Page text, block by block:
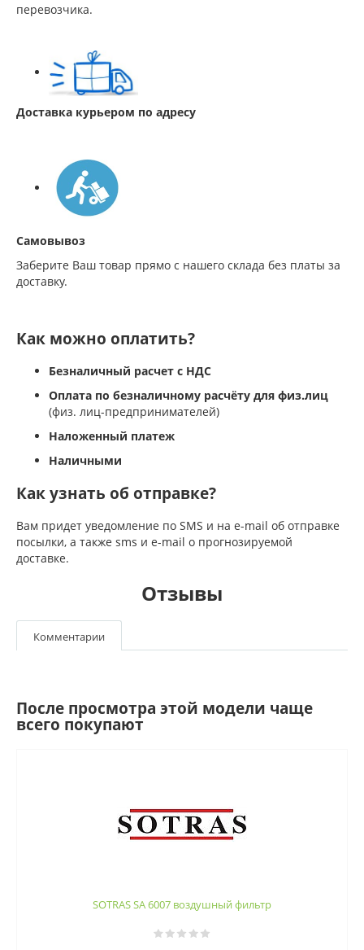
перевозчика.
Доставка курьером по адресу
Самовывоз
Заберите Ваш товар прямо с нашего склада без платы за
доставку.
Как можно оплатить?
Безналичный расчет с НДС
Оплата по безналичному расчёту для физ.лиц
(физ. лиц-предпринимателей)
Наложенный платеж
Наличными
Как узнать об отправке?
Вам придет уведомление по SMS и на e-mail об отправке
посылки, а также sms и e-mail о прогнозируемой
доставке.
Отзывы
Комментарии
После просмотра этой модели чаще
всего покупают
SOTRAS SA 6007 воздушный фильтр